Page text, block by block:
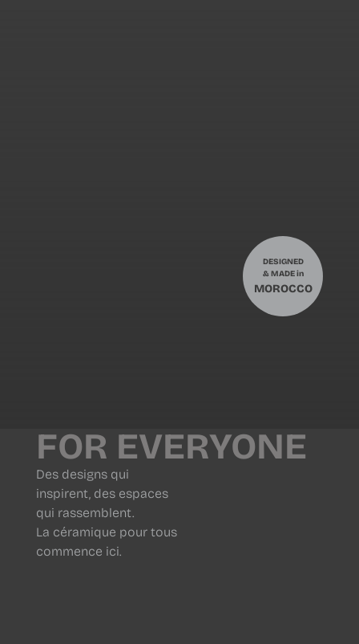
FOR EVERYONE
Des designs qui
inspirent, des espaces
qui rassemblent.
La céramique pour tous
commence ici.
DESIGNED
& MADE in
MOROCCO